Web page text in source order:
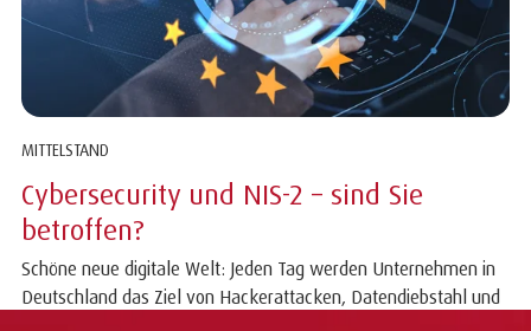
MITTELSTAND
Cybersecurity und NIS-2 – sind Sie
betroffen?
Schöne neue digitale Welt: Jeden Tag werden Unternehmen in
Deutschland das Ziel von Hackerattacken, Datendiebstahl und